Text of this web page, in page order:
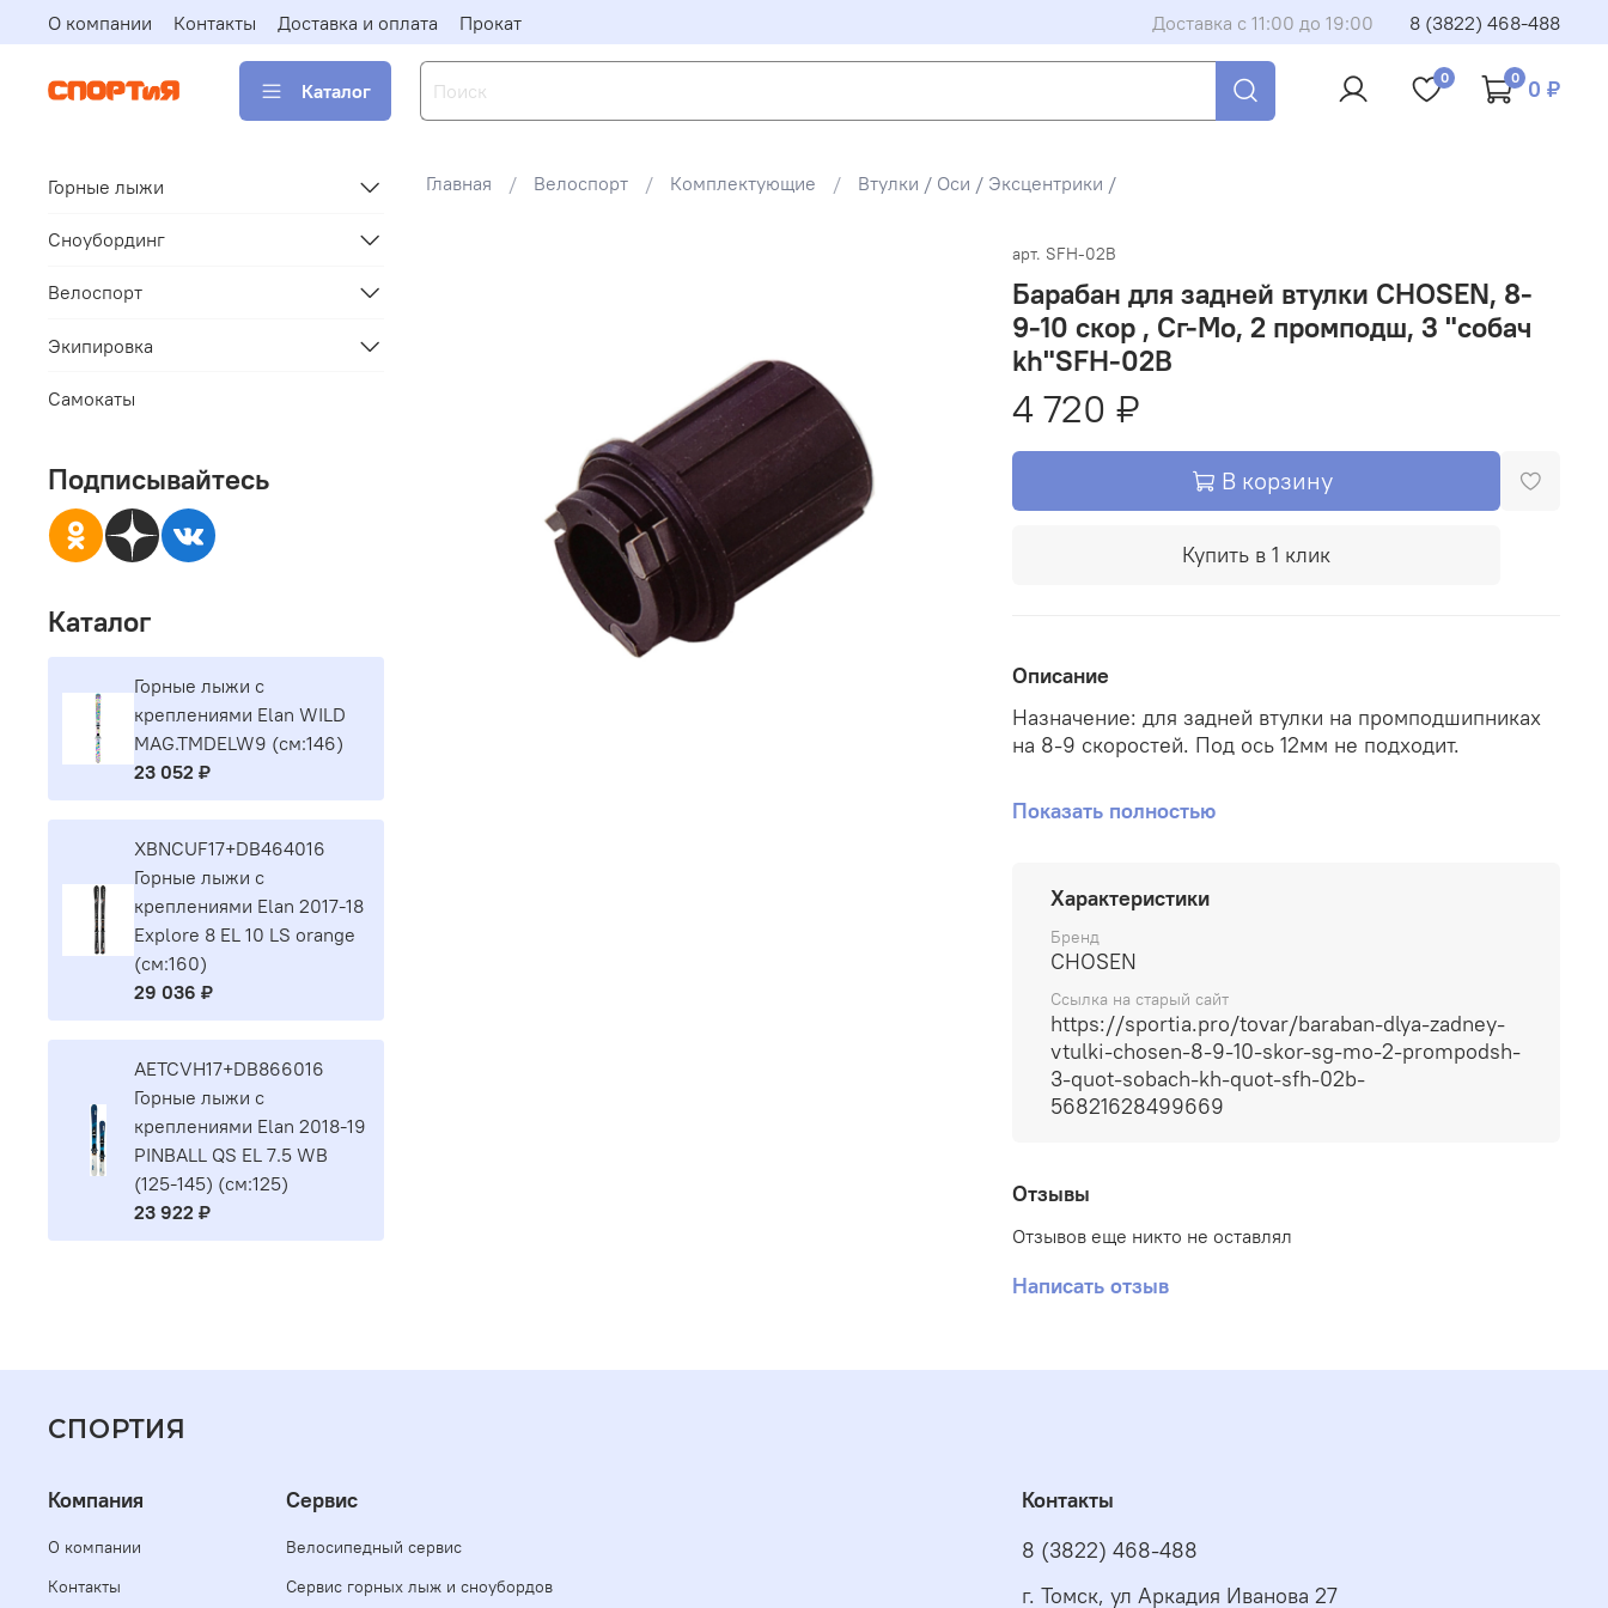
О компании Контакты Доставка и оплата Прокат Доставка с 11:00 до 19:00 8 (3822) 468-488
Каталог
0 0 0 ₽
Главная Велоспорт Комплектующие Втулки / Оси / Эксцентрики /
арт. SFH-02B
Барабан для задней втулки CHOSEN, 8-
9-10 скор , Сг-Мо, 2 промподш, 3 "собач
kh"SFH-02B
4 720 ₽
В корзину
Купить в 1 клик
Описание
Назначение: для задней втулки на промподшипниках
на 8-9 скоростей. Под ось 12мм не подходит.
Материал: Cr-Mo.
3 "собачки".
Показать полностью
Характеристики
Бренд
CHOSEN
Ссылка на старый сайт
https://sportia.pro/tovar/baraban-dlya-zadney-
vtulki-chosen-8-9-10-skor-sg-mo-2-prompodsh-
3-quot-sobach-kh-quot-sfh-02b-
56821628499669
Отзывы
Отзывов еще никто не оставлял
Написать отзыв
Горные лыжи
Сноубординг
Велоспорт
Экипировка
Самокаты
Подписывайтесь
Каталог
Горные лыжи с
креплениями Elan WILD
MAG.TMDELW9 (см:146)
23 052 ₽
XBNCUF17+DB464016
Горные лыжи с
креплениями Elan 2017-18
Explore 8 EL 10 LS orange
(см:160)
29 036 ₽
AETCVH17+DB866016
Горные лыжи с
креплениями Elan 2018-19
PINBALL QS EL 7.5 WB
(125-145) (см:125)
23 922 ₽
СПОРТИЯ
Компания
О компании
Контакты
Сервис
Велосипедный сервис
Сервис горных лыж и сноубордов
Контакты
8 (3822) 468-488
г. Томск, ул Аркадия Иванова 27